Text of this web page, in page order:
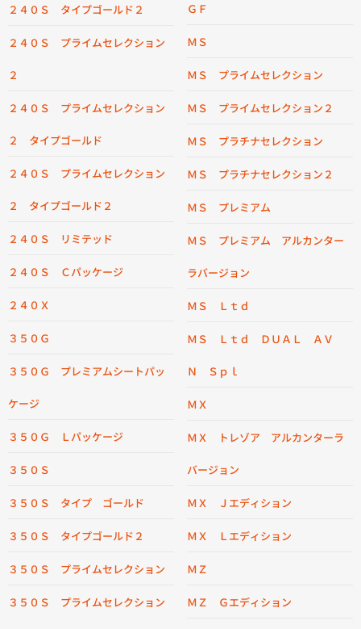
２４０Ｓ タイプゴールド２
２４０Ｓ プライムセレクション
２
２４０Ｓ プライムセレクション
２ タイプゴールド
２４０Ｓ プライムセレクション
２ タイプゴールド２
２４０Ｓ リミテッド
２４０Ｓ Ｃパッケージ
２４０Ｘ
３５０Ｇ
３５０Ｇ プレミアムシートパッ
ケージ
３５０Ｇ Ｌパッケージ
３５０Ｓ
３５０Ｓ タイプ ゴールド
３５０Ｓ タイプゴールド２
３５０Ｓ プライムセレクション
３５０Ｓ プライムセレクション
ＧＦ
ＭＳ
ＭＳ プライムセレクション
ＭＳ プライムセレクション２
ＭＳ プラチナセレクション
ＭＳ プラチナセレクション２
ＭＳ プレミアム
ＭＳ プレミアム アルカンター
ラバージョン
ＭＳ Ｌｔｄ
ＭＳ Ｌｔｄ ＤＵＡＬ ＡＶ
Ｎ Ｓｐｌ
ＭＸ
ＭＸ トレゾア アルカンターラ
バージョン
ＭＸ Ｊエディション
ＭＸ Ｌエディション
ＭＺ
ＭＺ Ｇエディション